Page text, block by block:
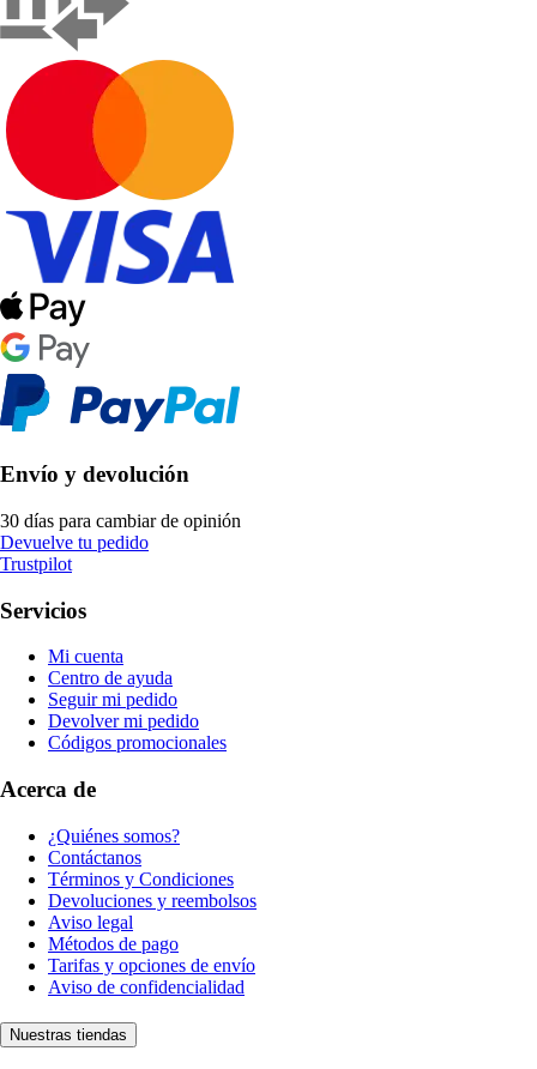
Envío y devolución
30 días para cambiar de opinión
Devuelve tu pedido
Trustpilot
Servicios
Mi cuenta
Centro de ayuda
Seguir mi pedido
Devolver mi pedido
Códigos promocionales
Acerca de
¿Quiénes somos?
Contáctanos
Términos y Condiciones
Devoluciones y reembolsos
Aviso legal
Métodos de pago
Tarifas y opciones de envío
Aviso de confidencialidad
Nuestras tiendas